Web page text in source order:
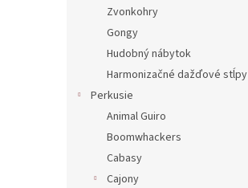
Zvonkohry
Gongy
Hudobný nábytok
Harmonizačné dažďové stĺpy
Perkusie
Animal Guiro
Boomwhackers
Cabasy
Cajony